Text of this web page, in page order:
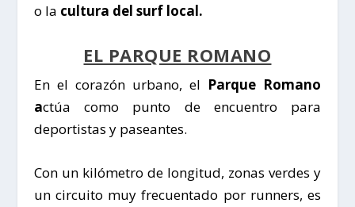
o la cultura del surf local.
EL PARQUE ROMANO
En el corazón urbano, el Parque Romano
actúa como punto de encuentro para
deportistas y paseantes.
Con un kilómetro de longitud, zonas verdes y
un circuito muy frecuentado por runners, es